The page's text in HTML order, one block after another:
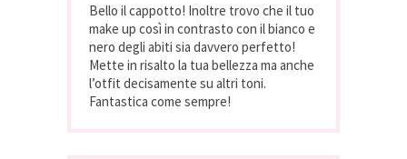
Bello il cappotto! Inoltre trovo che il tuo
make up così in contrasto con il bianco e
nero degli abiti sia davvero perfetto!
Mette in risalto la tua bellezza ma anche
l’otfit decisamente su altri toni.
Fantastica come sempre!